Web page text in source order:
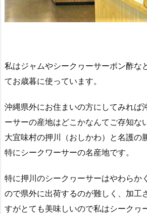
私はジャムやシークヮーサーポン酢な
てお歳暮に使っています。
沖縄県外にお住まいの方にしてみれば
ーサーの産地はどこかなんてご存知な
大宜味村の押川（おしかわ）と名護の
特にシークワーサーの名産地です。
特に押川のシークヮーサーはやわらか
ので県外に出荷するのが難しく、加工
すがとても美味しいので私はシークヮ